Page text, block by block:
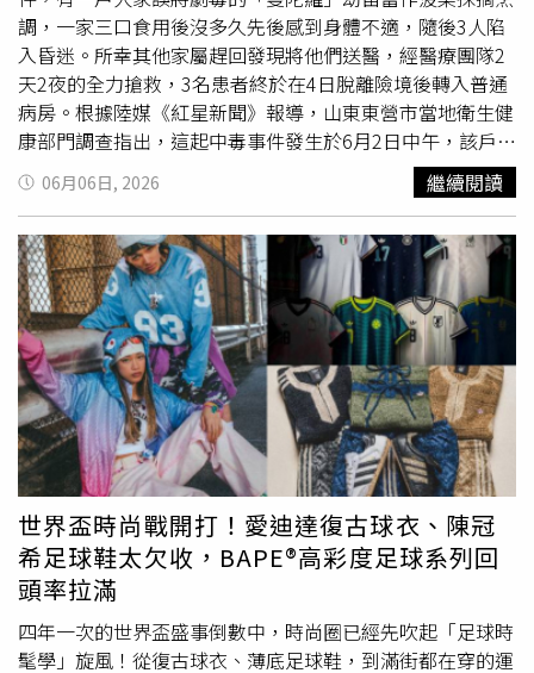
geewonii IG）傳統溫活改善水腫：春夏秋冬「堅持不喝冰
飲」，維持溫熱體質金智媛多年來始終維持著纖細卻不骨感
的優雅身形，這與他日常飲食對「溫度」的嚴格控管密不可
分。深受傳統溫活調理影響的他，在日常生活中幾乎完全不
碰冰飲。無論春夏 秋冬、氣溫多麼炎熱，他都只喝溫熱的水
或茶。不喝冰飲能直接避免體內寒氣累積，防止腹部脂肪因
低溫而囤積，更能有效促進全身血液循環，改善女生最常見
的換季水腫問題。當身體底子暖了，新陳代謝順暢，氣色自
然紅潤不暗沉，走路時的儀態也能挺拔又優雅。（圖／取自
geewonii IG）減法保養：洗臉後通常只塗抹一瓶成分純粹
的保濕精華身為敏弱肌代表的金智媛，保養步驟奉行極簡減
法。他在日常 Me Time 裡，洗臉後通常只塗抹一瓶成分純
粹的保濕精華，隨後視膚況搭配乳霜鎖水，絕對不盲目堆疊
精華液或抗老產品。他認為過度保養只會給肌膚帶來侵略性
的負擔，減少不必要的化妝與保養品項，讓肌膚維持舒服、
不乾不油的微生態，皮膚反而更健康。（圖／取自
geewonii IG）遮陽帽與防曬霜的「物理性抗光老」要養成
乾淨好皮膚，抗光老是每天的必修課。金智媛在外出通勤或
戶外拍攝時，除了擦足量的防曬霜，更會隨身配戴遮陽帽或
墨鏡進行物理遮擋，阻斷紫外線對膠原蛋白的破壞。防曬做
足了，肌膚自然不易泛黃、長斑，呈現出最精緻的原生透明
感。（圖／取自 geewonii IG）
調，一家三口食用後沒多久先後感到身體不適，隨後3人陷
入昏迷。所幸其他家屬趕回發現將他們送醫，經醫療團隊2
天2夜的全力搶救，3名患者終於在4日脫離險境後轉入普通
病房。根據陸媒《紅星新聞》報導，山東東營市當地衛生健
康部門調查指出，這起中毒事件發生於6月2日中午，該戶人
家的長輩在野外誤認曼陀羅幼苗為菠菜，帶回家料理後與女
兒、女婿一同享用；但用餐後不久，3人先後出現皮膚發
紅、四肢無力、高燒及神智狂躁等症狀，隨後還昏倒失去意
識。家中其他人在下午2時許發現，並緊急呼叫救護車送
醫。當地醫療團隊接獲通報後，患者被送抵醫院急診後，送
入加護病房（ICU）展開搶救，同時衛生人員也前往患者家
中及採集地調查，最終證實罪魁禍首就是野生曼陀羅。負責
治療的醫師指出，「當時3台洗胃機同時運轉，10幾名醫護
人員一擁而上進行搶救」。曼陀羅是古代傳說中「蒙汗藥」
的主要成分，毒性極強且發作極為迅速，若再遲半小時送
醫，後果不堪設想。疾病管制中心的專家也特別警告，曼陀
羅全株皆有劇毒，其含有的有毒生物鹼具備耐高溫特性，不
論是水洗、熱水汆燙或高溫蒸煮，都絕對無法分解毒素。同
時也進一步分析，曼陀羅的幼苗在外觀上與一般菠菜相似度
極高，一般大眾用肉眼幾乎無法分辨，因而成為春夏交替之
際最常見的「中毒毒草」。若民眾誤食曼陀羅後，輕則會出
現口乾舌燥、發燒、皮膚發紅、煩躁及產生幻覺等現象；重
則會直接導致大腦意識錯亂、陷入深層昏迷，若未在黃金時
06月06日, 2026 繼續閱讀
世界盃時尚戰開打！愛迪達復古球衣、陳冠
希足球鞋太欠收，BAPE®高彩度足球系列回
頭率拉滿
四年一次的世界盃盛事倒數中，時尚圈已經先吹起「足球時
髦學」旋風！從復古球衣、薄底足球鞋，到滿街都在穿的運